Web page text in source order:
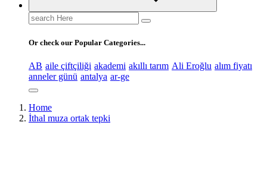
Search
for:
Or check our Popular Categories...
AB aile çiftçiliği akademi akıllı tarım Ali Eroğlu alım fiyatı
anneler günü antalya ar-ge
Home
İthal muza ortak tepki